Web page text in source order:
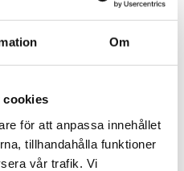
Om
cookies
för att anpassa innehållet
tillhandahålla funktioner
vår trafik. Vi
Digitalt
expanderar – dubblar sin
omsättning och lanserar i Oslo